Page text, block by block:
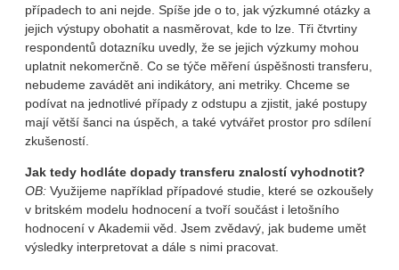
případech to ani nejde. Spíše jde o to, jak výzkumné otázky a
jejich výstupy obohatit a nasměrovat, kde to lze. Tři čtvrtiny
respondentů dotazníku uvedly, že se jejich výzkumy mohou
uplatnit nekomerčně. Co se týče měření úspěšnosti transferu,
nebudeme zavádět ani indikátory, ani metriky. Chceme se
podívat na jednotlivé případy z odstupu a zjistit, jaké postupy
mají větší šanci na úspěch, a také vytvářet prostor pro sdílení
zkušeností.
Jak tedy hodláte dopady transferu znalostí vyhodnotit?
OB: Využijeme například případové studie, které se ozkoušely
v britském modelu hodnocení a tvoří součást i letošního
hodnocení v Akademii věd. Jsem zvědavý, jak budeme umět
výsledky interpretovat a dále s nimi pracovat.